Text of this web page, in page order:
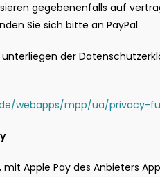
gegebenenfalls auf
Sie sich bitte an PayPal.
der
webapps/mpp/ua/privacy-
Apple Pay des Anbieters